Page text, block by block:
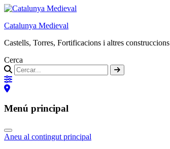
Catalunya Medieval
Castells, Torres, Fortificacions i altres construccions
Cerca
Menú principal
Aneu al contingut principal